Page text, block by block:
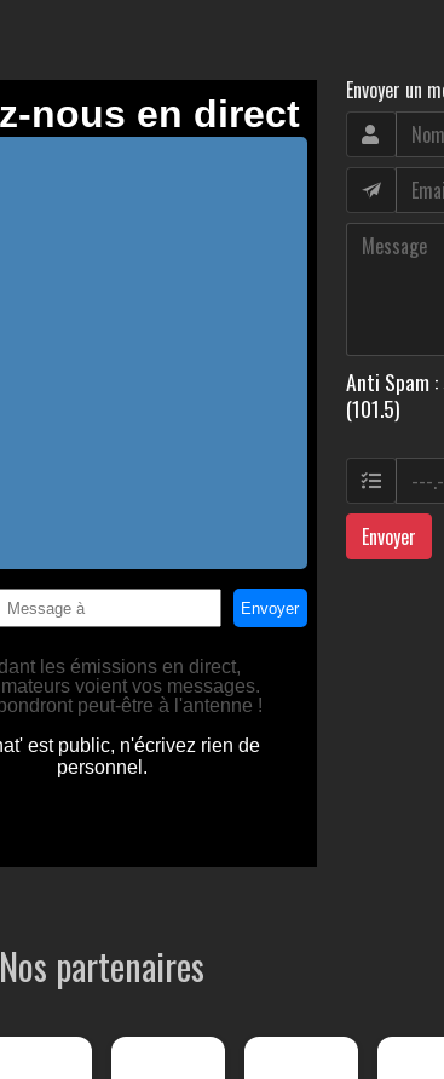
Envoyer un
Anti Spam
(101.5)
Envoyer
Nos partenaires